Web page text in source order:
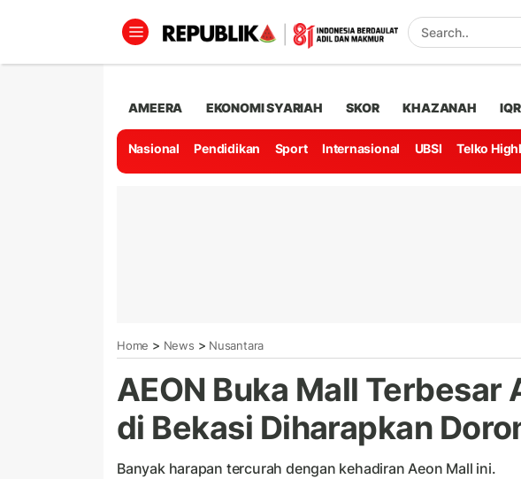
AMEERA EKONOMI SYARIAH SKOR KHAZANAH
Nasional Pendidikan Sport Internasional UBSI Telko
Home > News > Nusantara
AEON Buka Mall Terbesar
di Bekasi Diharapkan
Banyak harapan tercurah dengan kehadiran Aeon Mall ini.